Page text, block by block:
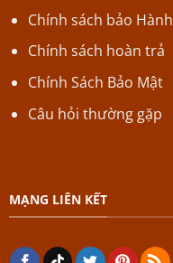
Chính sách bảo Hành
Chính sách hoàn trả
Chính Sách Bảo Mật
Câu hỏi thường gặp
MẠNG LIÊN KẾT